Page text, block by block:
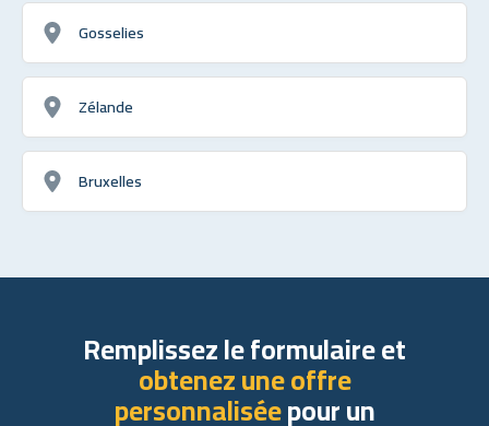
Gosselies
Zélande
Bruxelles
Remplissez le formulaire et
obtenez une offre
personnaliséepour un